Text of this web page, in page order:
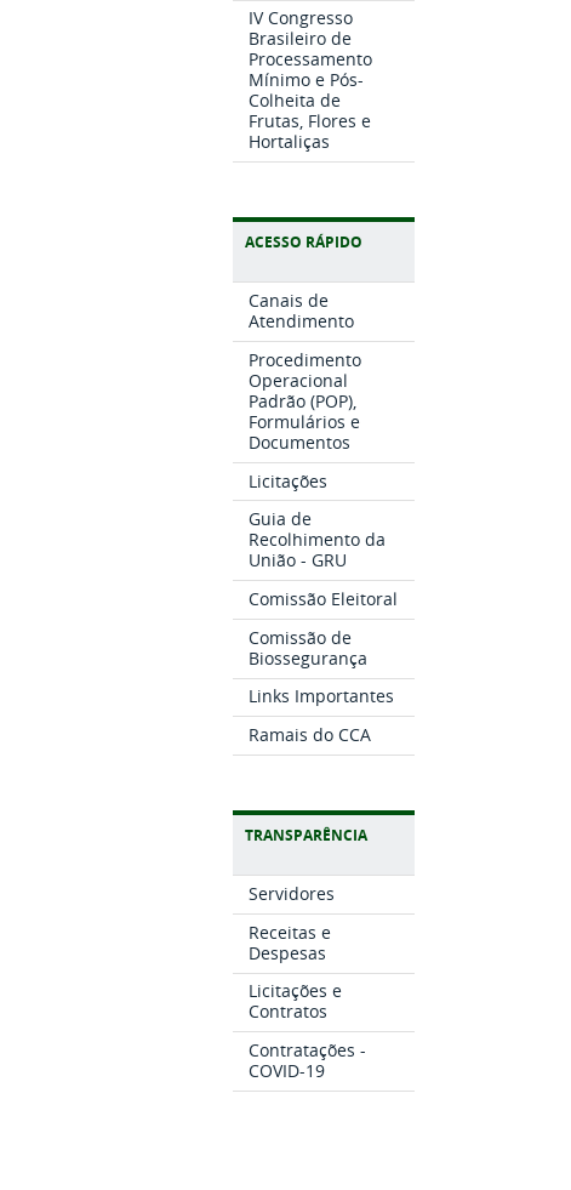
IV Congresso
Brasileiro de
Processamento
Mínimo e Pós-
Colheita de
Frutas, Flores e
Hortaliças
ACESSO RÁPIDO
Canais de
Atendimento
Procedimento
Operacional
Padrão (POP),
Formulários e
Documentos
Licitações
Guia de
Recolhimento da
União - GRU
Comissão Eleitoral
Comissão de
Biossegurança
Links Importantes
Ramais do CCA
TRANSPARÊNCIA
Servidores
Receitas e
Despesas
Licitações e
Contratos
Contratações -
COVID-19